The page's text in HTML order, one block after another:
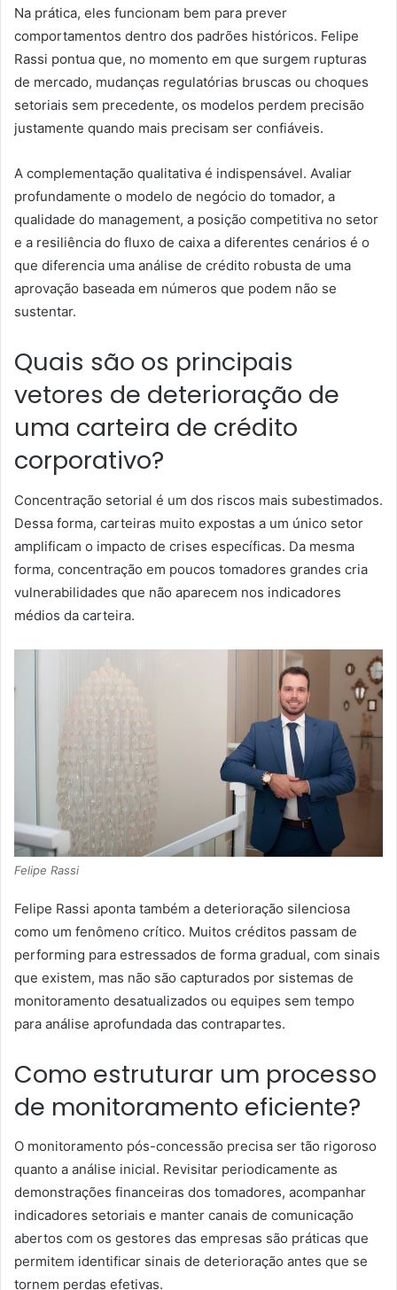
Na prática, eles funcionam bem para prever
comportamentos dentro dos padrões históricos. Felipe
Rassi pontua que, no momento em que surgem rupturas
de mercado, mudanças regulatórias bruscas ou choques
setoriais sem precedente, os modelos perdem precisão
justamente quando mais precisam ser confiáveis.
A complementação qualitativa é indispensável. Avaliar
profundamente o modelo de negócio do tomador, a
qualidade do management, a posição competitiva no setor
e a resiliência do fluxo de caixa a diferentes cenários é o
que diferencia uma análise de crédito robusta de uma
aprovação baseada em números que podem não se
sustentar.
Quais são os principais
vetores de deterioração de
uma carteira de crédito
corporativo?
Concentração setorial é um dos riscos mais subestimados.
Dessa forma, carteiras muito expostas a um único setor
amplificam o impacto de crises específicas. Da mesma
forma, concentração em poucos tomadores grandes cria
vulnerabilidades que não aparecem nos indicadores
médios da carteira.
Felipe Rassi
Felipe Rassi aponta também a deterioração silenciosa
como um fenômeno crítico. Muitos créditos passam de
performing para estressados de forma gradual, com sinais
que existem, mas não são capturados por sistemas de
monitoramento desatualizados ou equipes sem tempo
para análise aprofundada das contrapartes.
Como estruturar um processo
de monitoramento eficiente?
O monitoramento pós-concessão precisa ser tão rigoroso
quanto a análise inicial. Revisitar periodicamente as
demonstrações financeiras dos tomadores, acompanhar
indicadores setoriais e manter canais de comunicação
abertos com os gestores das empresas são práticas que
permitem identificar sinais de deterioração antes que se
tornem perdas efetivas.